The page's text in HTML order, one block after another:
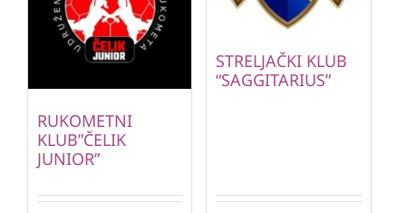
RUKOMETNI
KLUB”ČELIK
JUNIOR”
STRELJAČKI KLUB
“SAGGITARIUS”